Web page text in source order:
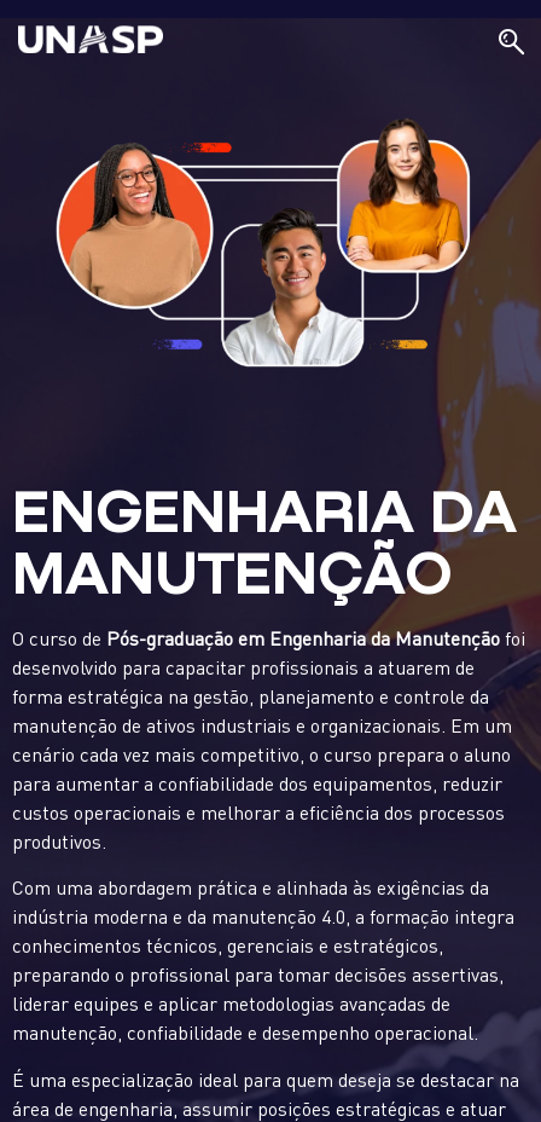
ENGENHARIA DA
MANUTENÇÃO
O curso de Pós-graduação em Engenharia da Manutenção foi
desenvolvido para capacitar profissionais a atuarem de
forma estratégica na gestão, planejamento e controle da
manutenção de ativos industriais e organizacionais. Em um
cenário cada vez mais competitivo, o curso prepara o aluno
para aumentar a confiabilidade dos equipamentos, reduzir
custos operacionais e melhorar a eficiência dos processos
produtivos.
Com uma abordagem prática e alinhada às exigências da
indústria moderna e da manutenção 4.0, a formação integra
conhecimentos técnicos, gerenciais e estratégicos,
preparando o profissional para tomar decisões assertivas,
liderar equipes e aplicar metodologias avançadas de
manutenção, confiabilidade e desempenho operacional.
É uma especialização ideal para quem deseja se destacar na
área de engenharia, assumir posições estratégicas e atuar